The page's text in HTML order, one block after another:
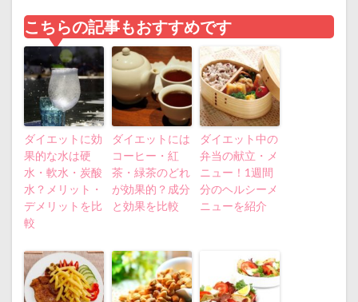
こちらの記事もおすすめです
ダイエットに効
果的な水は硬
水・軟水・炭酸
水？メリット・
デメリットを比
較
ダイエットには
コーヒー・紅
茶・緑茶のどれ
が効果的？成分
と効果を比較
ダイエット中の
弁当の献立・メ
ニュー！1週間
分のヘルシーメ
ニューを紹介